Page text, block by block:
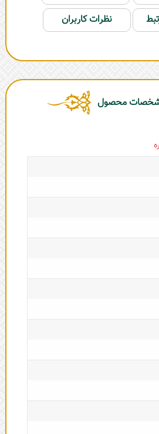
نظرات کاربران
محصول